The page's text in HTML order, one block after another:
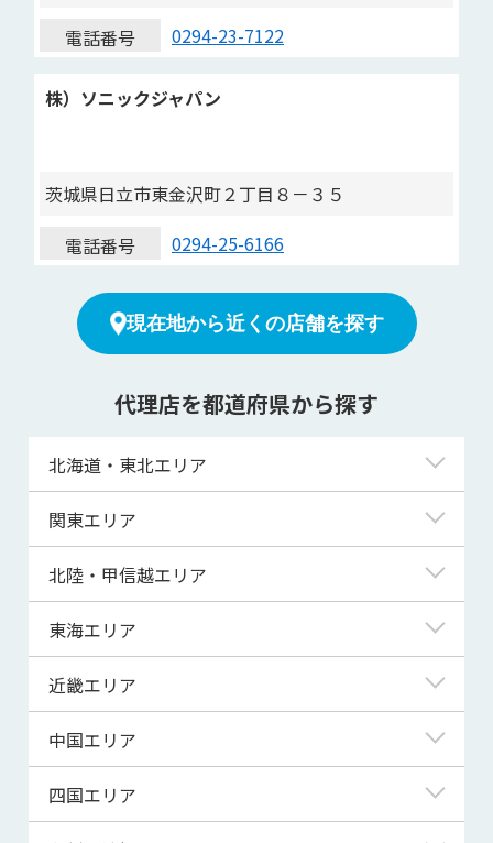
電話番号
0294-23-7122
株）ソニックジャパン
茨城県日立市東金沢町２丁目８－３５
電話番号
0294-25-6166
現在地から近くの店舗を探す
代理店を都道府県から探す
北海道・東北エリア
北海道
青森県
宮城県
秋田県
山形県
関東エリア
東京都
神奈川県
埼玉県
千葉県
茨城県
群馬県
北陸・甲信越エリア
新潟県
富山県
福井県
山梨県
東海エリア
岐阜県
静岡県
三重県
近畿エリア
滋賀県
京都府
大阪府
中国エリア
鳥取県
四国エリア